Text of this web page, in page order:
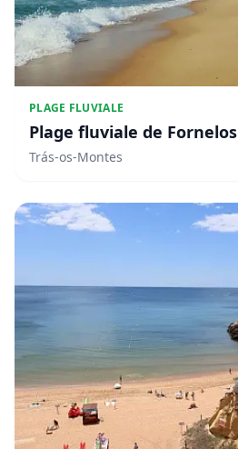
PLAGE FLUVIALE
Plage fluviale de Fornelos
Trás-os-Montes